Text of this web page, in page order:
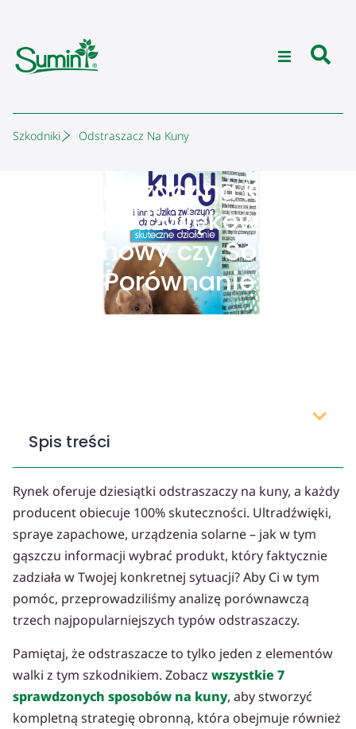
Szkodniki Odstraszacz Na Kuny
Odstraszacz na Kuny:
Ultradźwiękowy,
Zapachowy czy Solarny?
[Test i Porównanie 2025]
Spis treści
Rynek oferuje dziesiątki odstraszaczy na kuny, a każdy
producent obiecuje 100% skuteczności. Ultradźwięki,
spraye zapachowe, urządzenia solarne – jak w tym
gąszczu informacji wybrać produkt, który faktycznie
zadziała w Twojej konkretnej sytuacji? Aby Ci w tym
pomóc, przeprowadziliśmy analizę porównawczą
trzech najpopularniejszych typów odstraszaczy.
Pamiętaj, że odstraszacze to tylko jeden z elementów
walki z tym szkodnikiem. Zobacz wszystkie 7
sprawdzonych sposobów na kuny, aby stworzyć
kompletną strategię obronną, która obejmuje również